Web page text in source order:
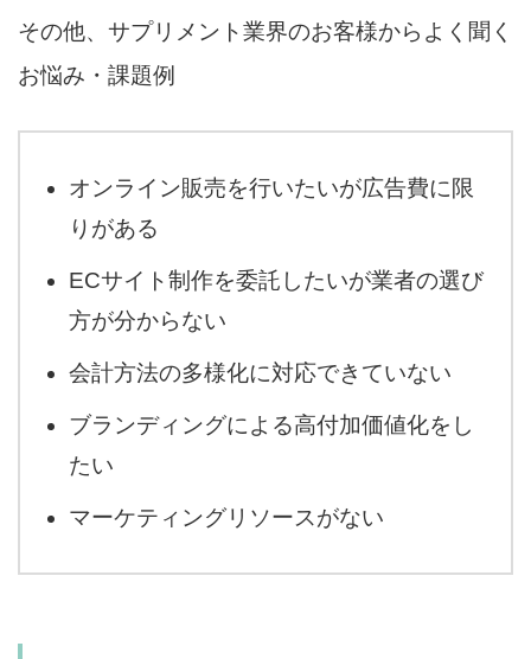
その他、サプリメント業界のお客様からよく聞く
お悩み・課題例
オンライン販売を行いたいが広告費に限
りがある
ECサイト制作を委託したいが業者の選び
方が分からない
会計方法の多様化に対応できていない
ブランディングによる高付加価値化をし
たい
マーケティングリソースがない